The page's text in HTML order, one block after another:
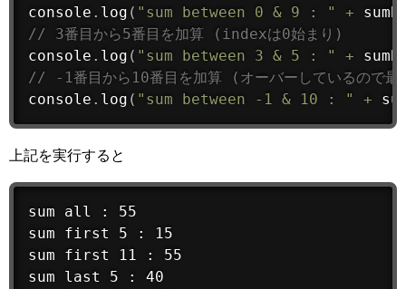
console . log ( "sum between 0 & 9 : " +
// 3番目から5番目を加算 (indexは0始まり)
console . log ( "sum between 3 & 5 : " +
// -1番目から10番目を加算 (オーバーしているので最
console . log ( "sum between -1 & 10 : " +
上記を実行すると
sum all : 55
sum first 5 : 15
sum first 11 : 55
sum last 5 : 40